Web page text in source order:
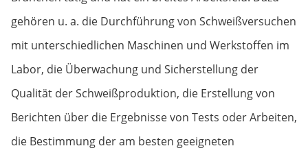
gehören u. a. die Durchführung von Schweißversuchen
mit unterschiedlichen Maschinen und Werkstoffen im
Labor, die Überwachung und Sicherstellung der
Qualität der Schweißproduktion, die Erstellung von
Berichten über die Ergebnisse von Tests oder Arbeiten,
die Bestimmung der am besten geeigneten